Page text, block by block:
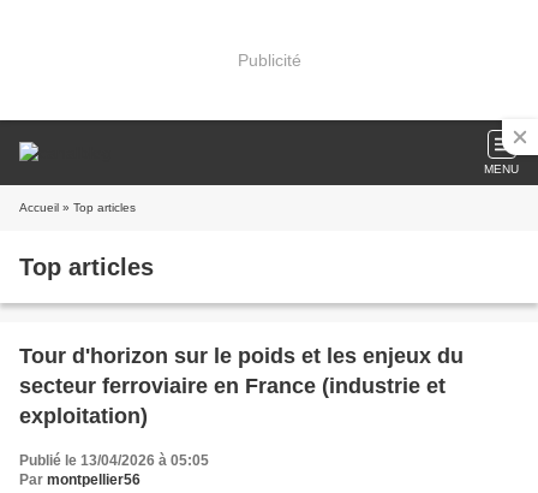
Publicité
MENU
Accueil » Top articles
Top articles
Tour d'horizon sur le poids et les enjeux du
secteur ferroviaire en France (industrie et
exploitation)
Publié le 13/04/2026 à 05:05
Par montpellier56